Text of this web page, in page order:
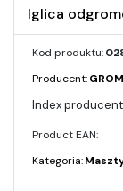
Iglica
Kod produktu:
Producent:
Product EAN:
Kategoria: